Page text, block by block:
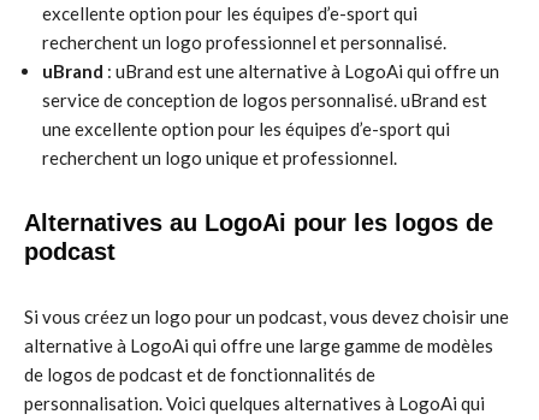
excellente option pour les équipes d’e-sport qui
recherchent un logo professionnel et personnalisé.
uBrand : uBrand est une alternative à LogoAi qui offre un
service de conception de logos personnalisé. uBrand est
une excellente option pour les équipes d’e-sport qui
recherchent un logo unique et professionnel.
Alternatives au LogoAi pour les logos de
podcast
Si vous créez un logo pour un podcast, vous devez choisir une
alternative à LogoAi qui offre une large gamme de modèles
de logos de podcast et de fonctionnalités de
personnalisation. Voici quelques alternatives à LogoAi qui